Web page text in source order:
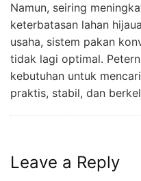
Namun, seiring
keterbatasan lahan
usaha, sistem pakan
tidak lagi optimal.
kebutuhan untuk
praktis, stabil, dan
Leave a Reply